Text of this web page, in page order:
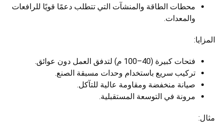
محطات الطاقة والمنشآت التي تتطلب دعمًا قويًا للرافعات
والمعدات.
المزايا:
فتحات كبيرة (40–100 م) لتدفق العمل دون عوائق.
تركيب سريع باستخدام وحدات مسبقة الصنع.
صيانة منخفضة ومقاومة عالية للتآكل.
مرونة في التوسعة المستقبلية.
مثال: